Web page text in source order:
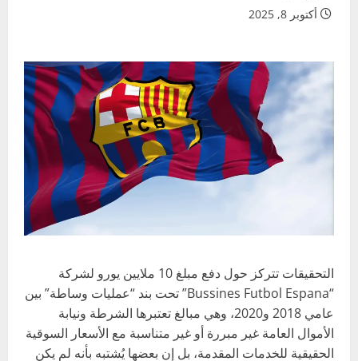
أكتوبر 8, 2025
التحقيقات تتركز حول دفع مبلغ 10 ملايين يورو لشركة
“Bussines Futbol Espana” تحت بند “عمليات وساطة” بين
عامي 2018 و2020، وهي مبالغ تعتبرها الشرطة ونيابة
الأموال العامة غير مبررة أو غير متناسبة مع الأسعار السوقية
الحقيقية للخدمات المقدمة، بل إن بعضها يُشتبه بأنه لم يكن